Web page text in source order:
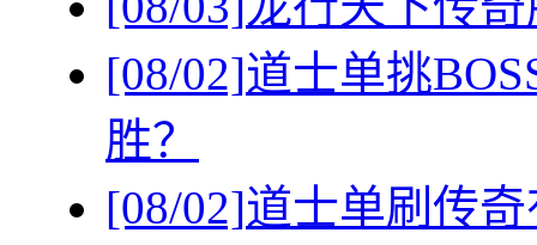
[08/02]道士单挑
胜？
[08/02]道士单刷传